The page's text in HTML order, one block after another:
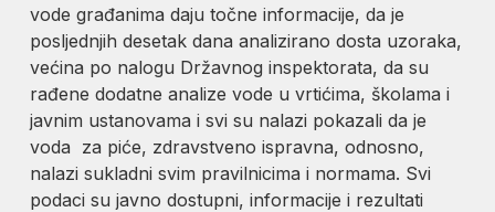
vode građanima daju točne informacije, da je
posljednjih desetak dana analizirano dosta uzoraka,
većina po nalogu Državnog inspektorata, da su
rađene dodatne analize vode u vrtićima, školama i
javnim ustanovama i svi su nalazi pokazali da je
voda za piće, zdravstveno ispravna, odnosno,
nalazi sukladni svim pravilnicima i normama. Svi
podaci su javno dostupni, informacije i rezultati